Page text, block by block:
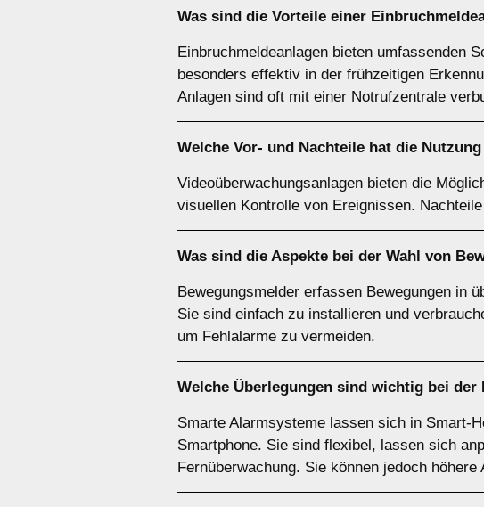
Was sind die Vorteile einer
Einbruchmeldeanlagen bieten umfassenden
besonders effektiv in der frühzeitigen
Anlagen sind oft mit einer Notrufzentrale
Welche Vor- und Nachteile hat die
Videoüberwachungsanlagen bieten die
visuellen Kontrolle von Ereignissen.
Was sind die Aspekte bei der Wahl von
Bewegungsmelder erfassen Bewegungen in
Sie sind einfach zu installieren und
um Fehlalarme zu vermeiden.
Welche Überlegungen sind wichtig bei der
Smarte Alarmsysteme lassen sich in Smart-
Smartphone. Sie sind flexibel, lassen sich
Fernüberwachung. Sie können jedoch